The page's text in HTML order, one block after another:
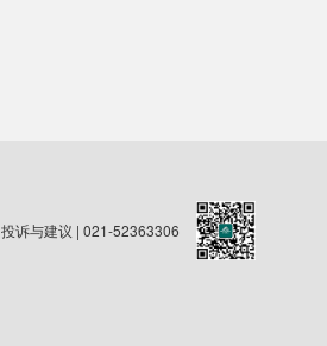
投诉与建议 | 021-52363306